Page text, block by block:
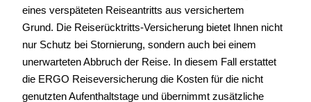
eines verspäteten Reiseantritts aus versichertem
Grund. Die Reiserücktritts-Versicherung bietet Ihnen nicht
nur Schutz bei Stornierung, sondern auch bei einem
unerwarteten Abbruch der Reise. In diesem Fall erstattet
die ERGO Reiseversicherung die Kosten für die nicht
genutzten Aufenthaltstage und übernimmt zusätzliche